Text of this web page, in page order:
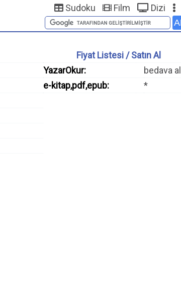
Sudoku Film Dizi
Fiyat Listesi / Satın Al
YazarOkur:
bedava al
e-kitap,pdf,epub:
*